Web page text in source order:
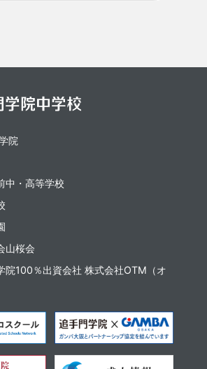
院
中・⾼等学校
山桜会
院100％出資会社 株式会社OTM（オ